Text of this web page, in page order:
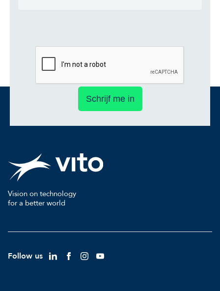
Schrijf me in
Vision on technology
for a better world
Follow us